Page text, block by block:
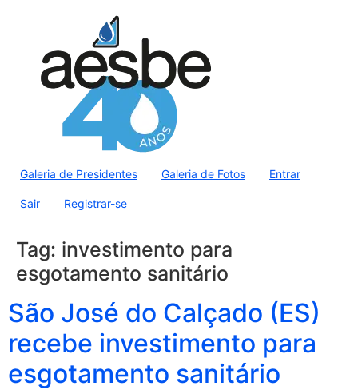
Galeria de Presidentes Galeria de Fotos Entrar
Sair Registrar-se
Tag: investimento para
esgotamento sanitário
São José do Calçado (ES)
recebe investimento para
esgotamento sanitário